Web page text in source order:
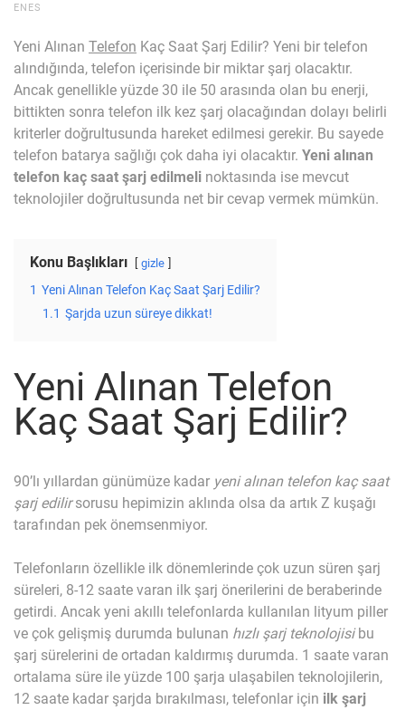
ENES
Yeni Alınan Telefon Kaç Saat Şarj Edilir? Yeni bir telefon
alındığında, telefon içerisinde bir miktar şarj olacaktır.
Ancak genellikle yüzde 30 ile 50 arasında olan bu enerji,
bittikten sonra telefon ilk kez şarj olacağından dolayı belirli
kriterler doğrultusunda hareket edilmesi gerekir. Bu sayede
telefon batarya sağlığı çok daha iyi olacaktır. Yeni alınan
telefon kaç saat şarj edilmeli noktasında ise mevcut
teknolojiler doğrultusunda net bir cevap vermek mümkün.
Konu Başlıkları gizle
1 Yeni Alınan Telefon Kaç Saat Şarj Edilir?
1.1 Şarjda uzun süreye dikkat!
Yeni Alınan Telefon
Kaç Saat Şarj Edilir?
90’lı yıllardan günümüze kadar yeni alınan telefon kaç saat
şarj edilirsorusu hepimizin aklında olsa da artık Z kuşağı
tarafından pek önemsenmiyor.
Telefonların özellikle ilk dönemlerinde çok uzun süren şarj
süreleri, 8-12 saate varan ilk şarj önerilerini de beraberinde
getirdi. Ancak yeni akıllı telefonlarda kullanılan lityum piller
ve çok gelişmiş durumda bulunan hızlı şarj teknolojisibu
şarj sürelerini de ortadan kaldırmış durumda. 1 saate varan
ortalama süre ile yüzde 100 şarja ulaşabilen teknolojilerin,
12 saate kadar şarjda bırakılması, telefonlar için ilk şarj